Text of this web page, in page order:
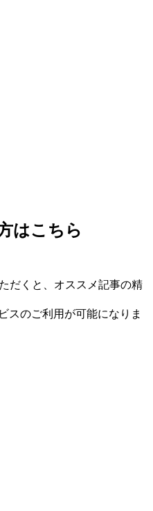
はこちら
だくと、オススメ記事の精
スのご利用が可能になりま